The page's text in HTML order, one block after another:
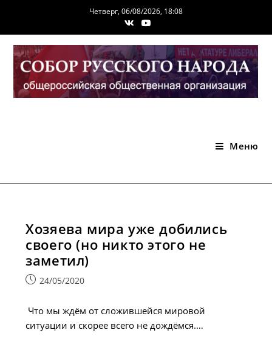
содержимому
Четверг, 06/08/2026, 18:08
Меню
Хозяева мира уже добились
своего (но никто этого не
заметил)
Запись24/05/2020
Что мы ждём от сложившейся мировой
ситуации и скорее всего не дождёмся.…